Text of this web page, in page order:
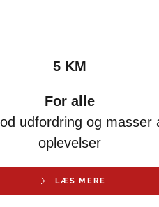
5 KM
For alle
udfordring og masser
oplevelser
LÆS MERE